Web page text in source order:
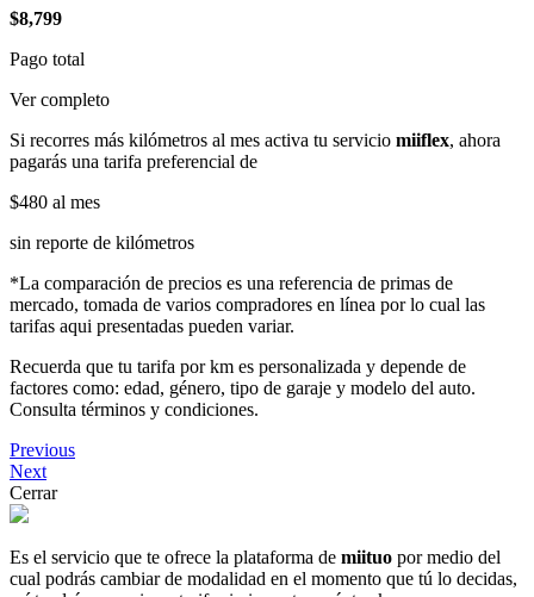
$8,799
Pago total
Ver completo
Si recorres más kilómetros al mes activa tu servicio miiflex, ahora
pagarás una tarifa preferencial de
$480 al mes
sin reporte de kilómetros
*La comparación de precios es una referencia de primas de
mercado, tomada de varios compradores en línea por lo cual las
tarifas aqui presentadas pueden variar.
Recuerda que tu tarifa por km es personalizada y depende de
factores como: edad, género, tipo de garaje y modelo del auto.
Consulta términos y condiciones.
Previous
Next
Cerrar
Es el servicio que te ofrece la plataforma de miituo por medio del
cual podrás cambiar de modalidad en el momento que tú lo decidas,